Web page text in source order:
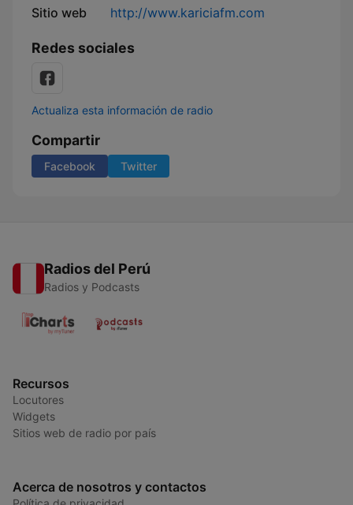
Sitio web http://www.kariciafm.com
Redes sociales
Actualiza esta información de radio
Compartir
Facebook Twitter
Radios del Perú
Radios y Podcasts
Recursos
Locutores
Widgets
Sitios web de radio por país
Acerca de nosotros y contactos